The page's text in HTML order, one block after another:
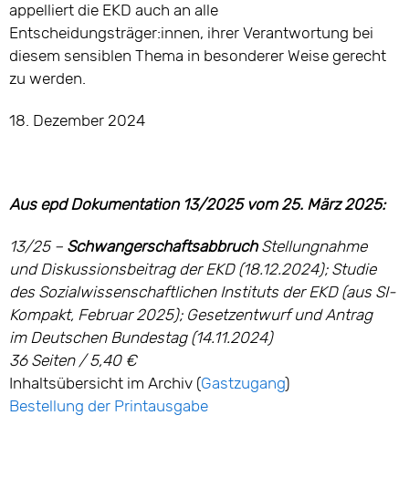
appelliert die EKD auch an alle
Entscheidungsträger:innen, ihrer Verantwortung bei
diesem sensiblen Thema in besonderer Weise gerecht
zu werden.
18. Dezember 2024
Aus epd Dokumentation 13/2025 vom 25. März 2025:
13/25 – SchwangerschaftsabbruchStellungnahme
und Diskussionsbeitrag der EKD (18.12.2024); Studie
des Sozialwissenschaftlichen Instituts der EKD (aus SI-
Kompakt, Februar 2025); Gesetzentwurf und Antrag
im Deutschen Bundestag (14.11.2024)
36 Seiten / 5,40 €
Inhaltsübersicht im Archiv (Gastzugang)
Bestellung der Printausgabe